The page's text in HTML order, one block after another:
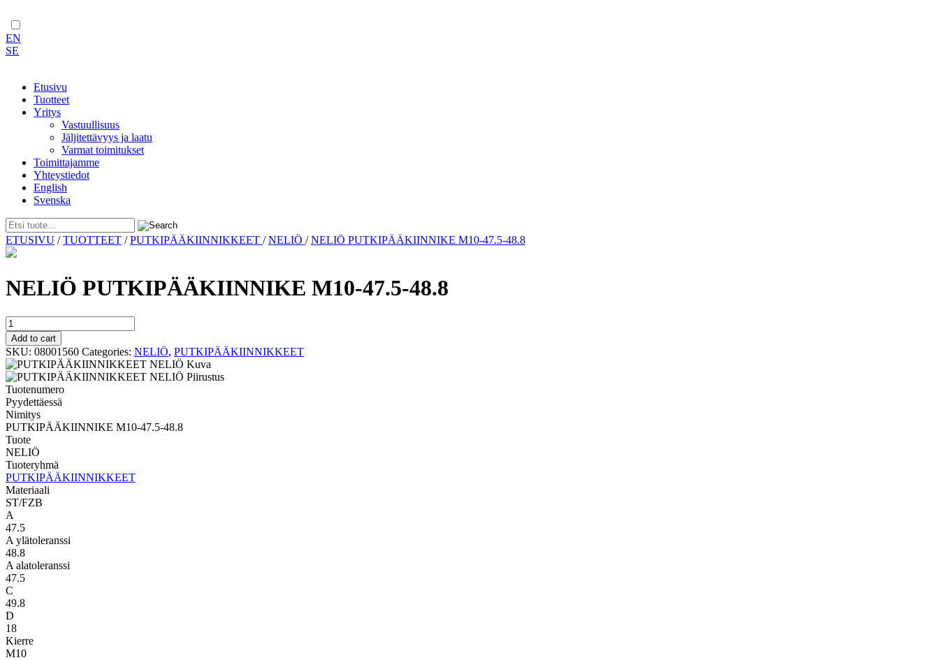
EN
SE
Etusivu
Tuotteet
Yritys
Vastuullisuus
Jäljitettävyys ja laatu
Varmat toimitukset
Toimittajamme
Yhteystiedot
English
Svenska
Skip
to
ETUSIVU /TUOTTEET /PUTKIPÄÄKIINNIKKEET /NELIÖ /NELIÖ PUTKIPÄÄKIINNIKE M10-47.5-48.8
NELIÖ PUTKIPÄÄKIINNIKE M10-47.5-48.8
NELIÖ
PUTKIPÄÄKIINNIKE
M10-
47.5-
48.8
quantity
Add to cart
SKU: 08001560 Categories: NELIÖ, PUTKIPÄÄKIINNIKKEET
Tuotenumero
Pyydettäessä
Nimitys
PUTKIPÄÄKIINNIKE M10-47.5-48.8
Tuote
NELIÖ
Tuoteryhmä
PUTKIPÄÄKIINNIKKEET
Materiaali
ST/FZB
A
47.5
A ylätoleranssi
48.8
A alatoleranssi
47.5
C
49.8
D
18
Kierre
M10